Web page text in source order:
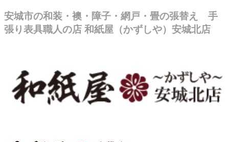
安城市の和装・襖・障子・網戸・畳の張替え 手
張り表具職人の店 和紙屋（かずしや）安城北店